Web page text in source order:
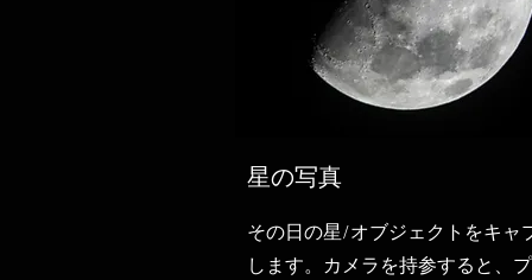
星の写真
その日の星/オブジェクトをキャ
します。カメラを持参すると、